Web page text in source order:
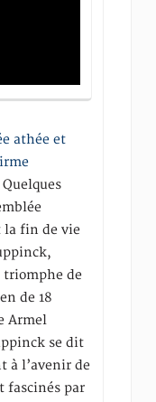
athée et
Quelques
la fin de vie
triomphe de
de 18
Armel
se dit
à l’avenir de
fascinés par